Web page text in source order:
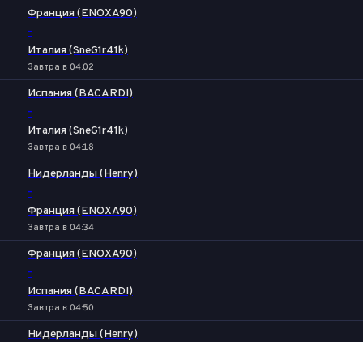
Франция (ENOXA90)
-
Италия (SneG1r41k)
Завтра в 04:02
Испания (BACARDI)
-
Италия (SneG1r41k)
Завтра в 04:18
Нидерланды (Henry)
-
Франция (ENOXA90)
Завтра в 04:34
Франция (ENOXA90)
-
Испания (BACARDI)
Завтра в 04:50
Нидерланды (Henry)